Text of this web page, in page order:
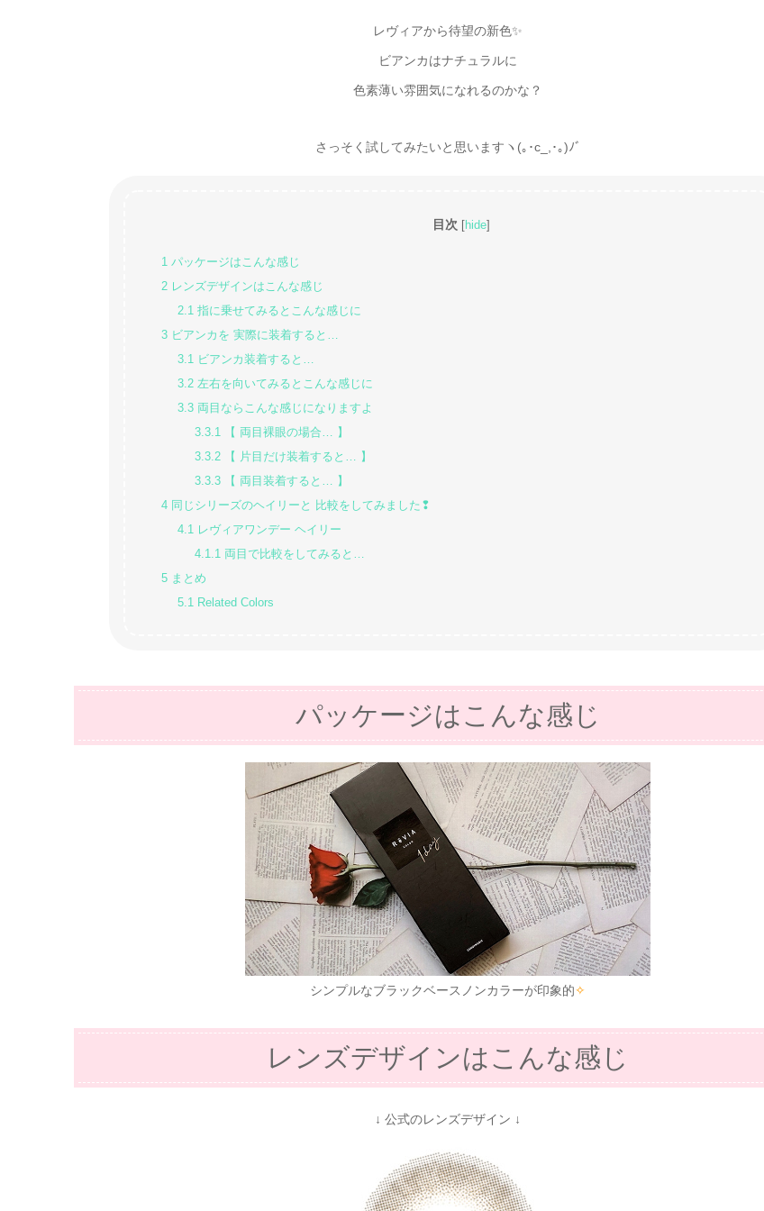
レヴィアから待望の新色✨
ビアンカはナチュラルに
色素薄い雰囲気になれるのかな？
さっそく試してみたいと思いますヽ(｡･c_,･｡)ﾉﾞ
目次 [hide]
1パッケージはこんな感じ
2レンズデザインはこんな感じ
2.1 指に乗せてみるとこんな感じに
3ビアンカを 実際に装着すると…
3.1 ビアンカ装着すると…
3.2 左右を向いてみるとこんな感じに
3.3 両目ならこんな感じになりますよ
3.3.1 【 両目裸眼の場合… 】
3.3.2 【 片目だけ装着すると… 】
3.3.3 【 両目装着すると… 】
4同じシリーズのヘイリーと 比較をしてみました❢
4.1 レヴィアワンデー ヘイリー
4.1.1 両目で比較をしてみると…
5まとめ
5.1 Related Colors
パッケージはこんな感じ
シンプルなブラックベースノンカラーが印象的✧
レンズデザインはこんな感じ
↓ 公式のレンズデザイン ↓